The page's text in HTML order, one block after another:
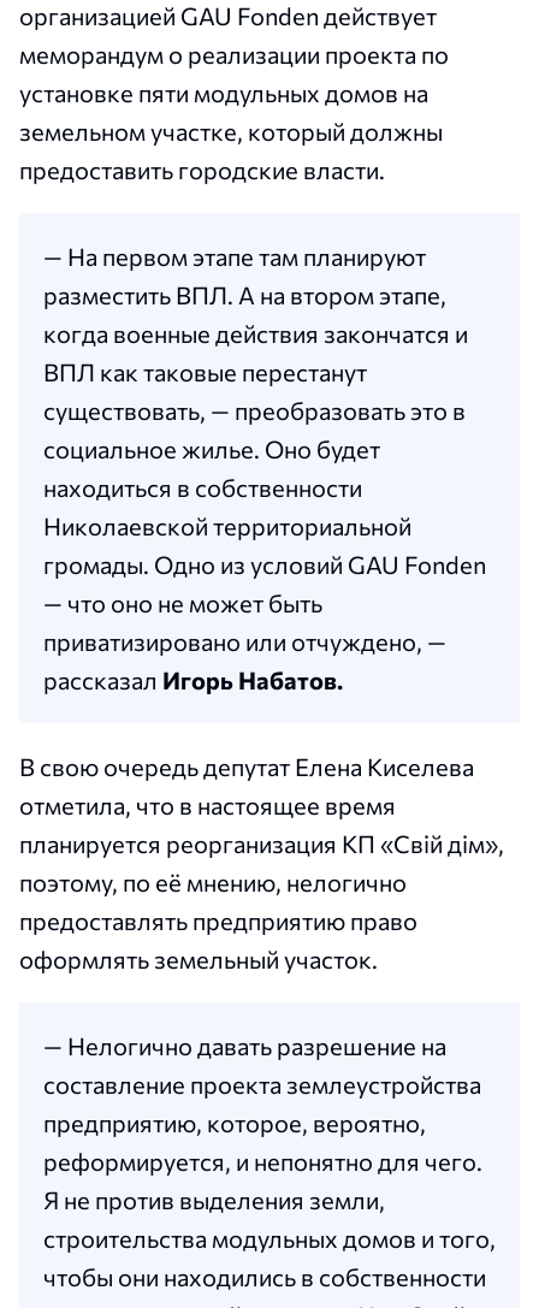
организацией GAU Fonden действует
меморандум о реализации проекта по
установке пяти модульных домов на
земельном участке, который должны
предоставить городские власти.
— На первом этапе там планируют
разместить ВПЛ. А на втором этапе,
когда военные действия закончатся и
ВПЛ как таковые перестанут
существовать, — преобразовать это в
социальное жилье. Оно будет
находиться в собственности
Николаевской территориальной
громады. Одно из условий GAU Fonden
— что оно не может быть
приватизировано или отчуждено, —
рассказал Игорь Набатов.
В свою очередь депутат Елена Киселева
отметила, что в настоящее время
планируется реорганизация КП «Свій дім»,
поэтому, по её мнению, нелогично
предоставлять предприятию право
оформлять земельный участок.
— Нелогично давать разрешение на
составление проекта землеустройства
предприятию, которое, вероятно,
реформируется, и непонятно для чего.
Я не против выделения земли,
строительства модульных домов и того,
чтобы они находились в собственности